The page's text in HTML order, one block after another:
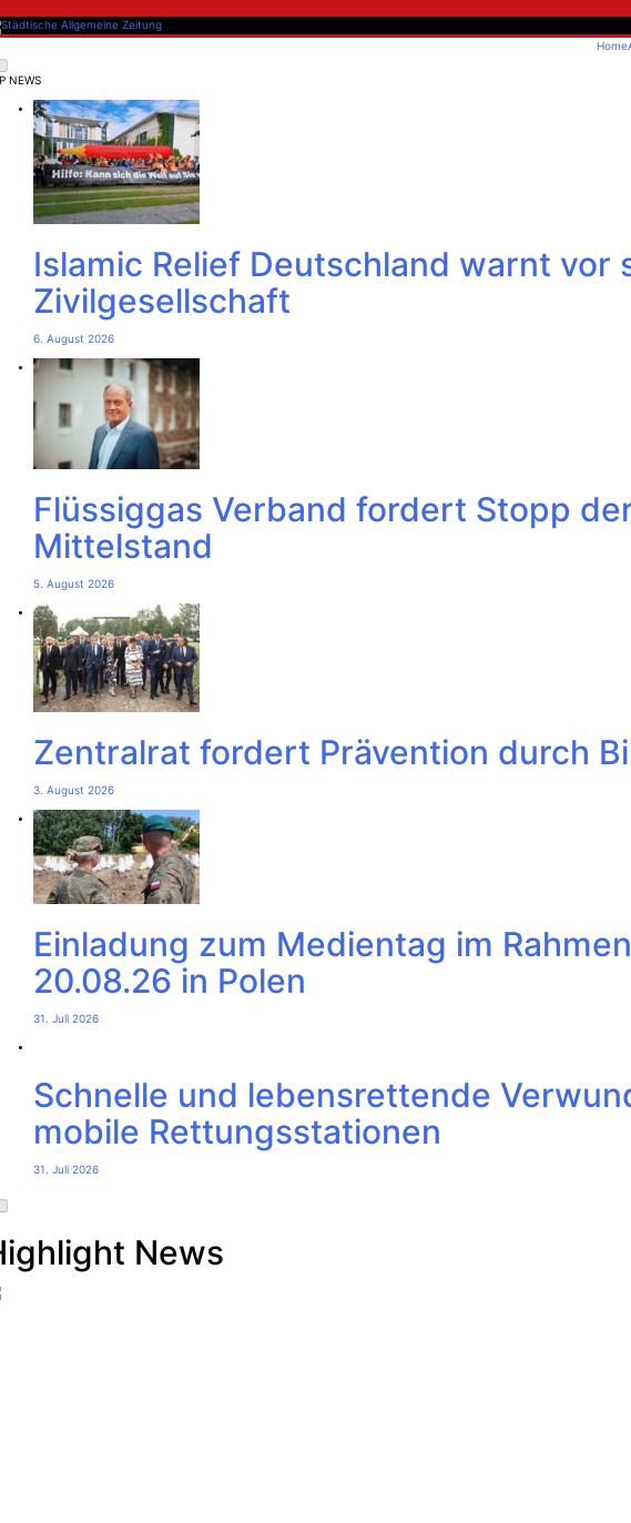
to
contentAllgemeine Zeitung Home
NEWS
Islamic Relief Deutschland warnt
Zivilgesellschaft
6. August 2026
Flüssiggas Verband fordert Stopp
Mittelstand
5. August 2026
Zentralrat fordert Prävention durch
3. August 2026
Einladung zum Medientag im
20.08.26 in Polen
31. Juli 2026
Schnelle und lebensrettende
mobile Rettungsstationen
31. Juli 2026
News